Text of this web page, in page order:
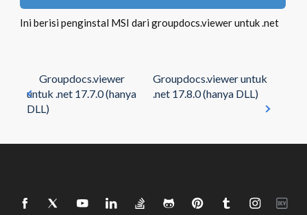
Ini berisi penginstal MSI dari groupdocs.viewer untuk .net
Groupdocs.viewer
untuk .net 17.7.0 (hanya
DLL)
Groupdocs.viewer untuk
.net 17.8.0 (hanya DLL)